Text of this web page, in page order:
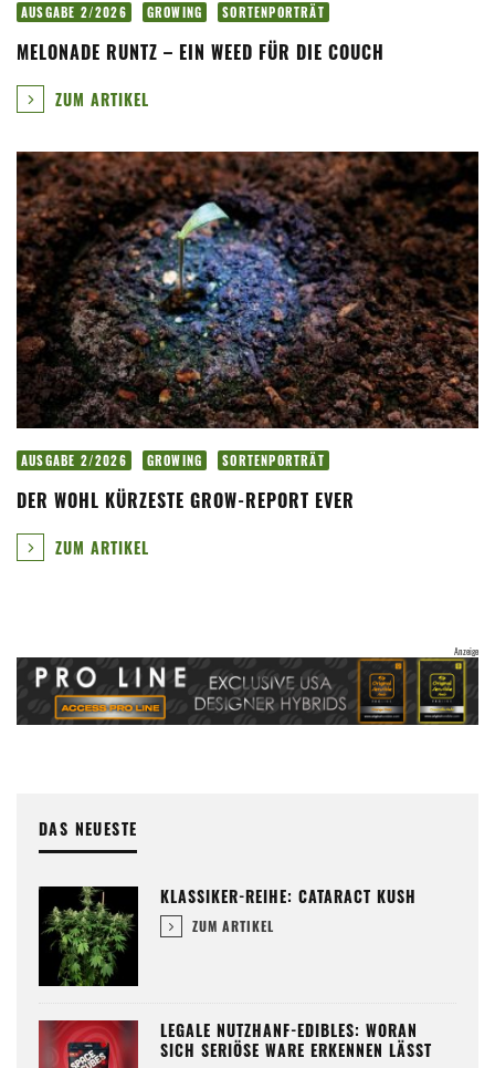
AUSGABE 2/2026 GROWING SORTENPORTRÄT
MELONADE RUNTZ – EIN WEED FÜR DIE COUCH
ZUM ARTIKEL
AUSGABE 2/2026 GROWING SORTENPORTRÄT
DER WOHL KÜRZESTE GROW-REPORT EVER
ZUM ARTIKEL
DAS NEUESTE
KLASSIKER-REIHE: CATARACT KUSH
ZUM ARTIKEL
LEGALE NUTZHANF-EDIBLES: WORAN
SICH SERIÖSE WARE ERKENNEN LÄSST